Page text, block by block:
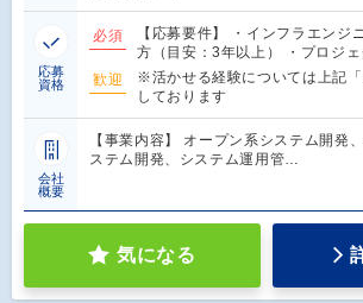
応募
資格
必須
【応募要件】 ・インフラエンジ
方（目安：3年以上） ・プロジ
歓迎
※活かせる経験については上記
しております
会社
概要
【事業内容】 オープン系システム開発
ステム開発、システム運用管…
気になる